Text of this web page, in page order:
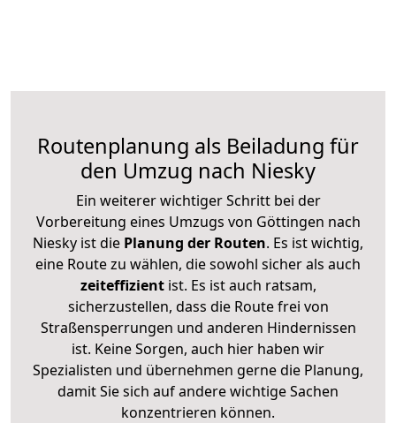
Routenplanung als Beiladung für
den Umzug nach Niesky
Ein weiterer wichtiger Schritt bei der
Vorbereitung eines Umzugs von Göttingen nach
Niesky ist die Planung der Routen. Es ist wichtig,
eine Route zu wählen, die sowohl sicher als auch
zeiteffizientist. Es ist auch ratsam,
sicherzustellen, dass die Route frei von
Straßensperrungen und anderen Hindernissen
ist. Keine Sorgen, auch hier haben wir
Spezialisten und übernehmen gerne die Planung,
damit Sie sich auf andere wichtige Sachen
konzentrieren können.